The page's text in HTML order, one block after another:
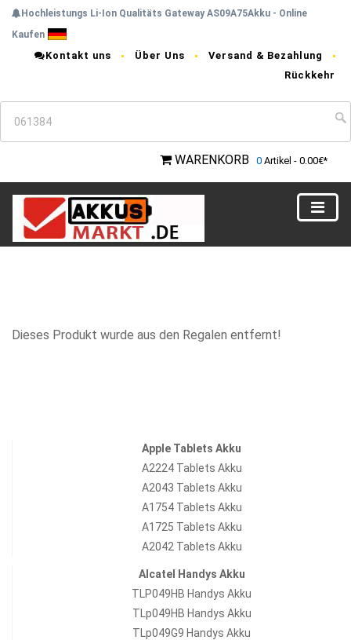
Hochleistungs Li-Ion Qualitäts Gateway AS09A75Akku - Online
Kaufen
Kontakt uns Über Uns
Versand & Bezahlung
Rückkehr
WARENKORB 0 Artikel - 0.00€*
Dieses Produkt wurde aus den Regalen entfernt!
Apple Tablets Akku
A2224 Tablets Akku
A2043 Tablets Akku
A1754 Tablets Akku
A1725 Tablets Akku
A2042 Tablets Akku
Alcatel Handys Akku
TLP049HB Handys Akku
TLp049HB Handys Akku
TLp049G9 Handys Akku